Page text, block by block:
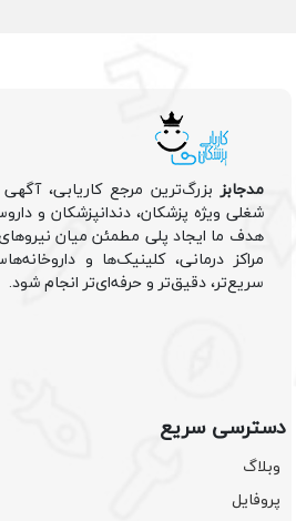
مدجابزبزرگ‌ترین مرجع کاریابی،
شغلی ویژه پزشکان، دندانپزشکان و
هدف ما ایجاد پلی مطمئن میان
مراکز درمانی، کلینیک‌ها و
سریع‌تر، دقیق‌تر و حرفه‌ای‌تر انجام شود.
دسترسی سریع
وبلاگ
پروفایل